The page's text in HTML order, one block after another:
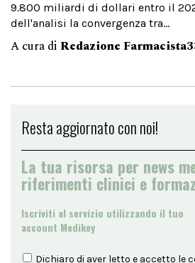
9.800 miliardi di dollari entro il
dell'analisi la convergenza tra...
A cura di Redazione
Resta aggiornato con noi!
La tua risorsa per news
riferimenti clinici e
Iscriviti al servizio utilizzando il tuo
account Medikey
Dichiaro di aver letto e accetto le